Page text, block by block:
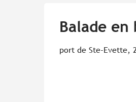
Balade en
port de Ste-Evette,